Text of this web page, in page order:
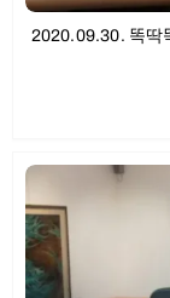
2020.09.30. 똑딱